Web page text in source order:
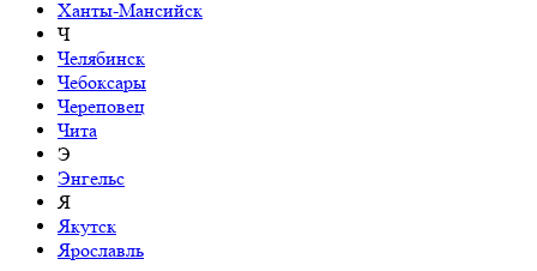
Ханты-Мансийск
Ч
Челябинск
Чебоксары
Череповец
Чита
Э
Энгельс
Я
Якутск
Ярославль